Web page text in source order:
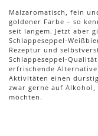
Malzaromatisch, fein
goldener Farbe – so
seit langem. Jetzt aber
Schlappeseppel-
Rezeptur und
Schlappeseppel-
erfrischende
Aktivitäten einen
zwar gerne auf Alkohol,
möchten.